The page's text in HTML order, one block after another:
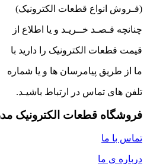
(فـروش انواع قطعات الکترونیک)
چنانچه قـصـد خــریـد و یا اطلاع از
قیمت قطعات الکترونیک را دارید با
ما از طریق پیامرسان ها و یا شماره
تلفن های تماس در ارتباط باشیـد.
فروشگاه قطعات الکترونیک
تماس با ما
درباره ی ما